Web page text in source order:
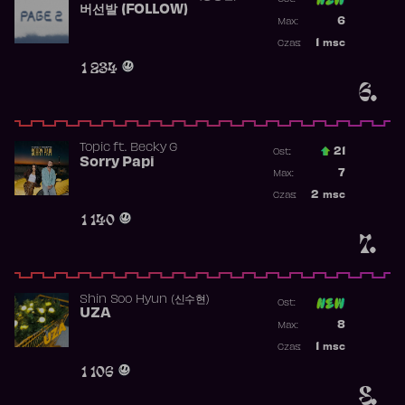
6.
버선발 (FOLLOW)
1 234
6
Max:
msc
Czas:
7.
Topicft. Becky G
Sorry Papi
1 140
Ost.: 21
7
Max:
2 msc
Czas:
8.
Shin Soo Hyun (신수현)
UZA
1 106
Ost:
8
Max:
msc
Czas: